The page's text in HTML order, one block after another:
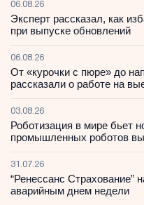
06.08.26
Эксперт рассказал, как
при выпуске обновлений
06.08.26
От «курочки с пюре» до
рассказали о работе на
03.08.26
Роботизация в мире бьет
промышленных роботов
31.07.26
“Ренессанс Страхование”
аварийным днем недели